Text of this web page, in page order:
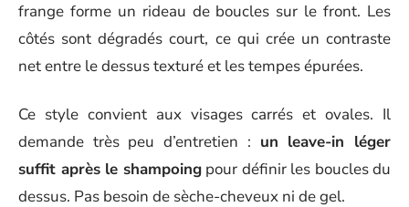
frange forme un rideau de boucles sur le front. Les
côtés sont dégradés court, ce qui crée un contraste
net entre le dessus texturé et les tempes épurées.
Ce style convient aux visages carrés et ovales. Il
demande très peu d’entretien : un leave-in léger
suffit après le shampoingpour définir les boucles du
dessus. Pas besoin de sèche-cheveux ni de gel.